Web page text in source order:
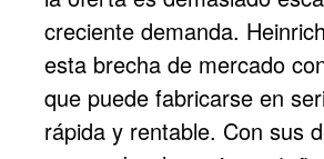
creciente demanda.
esta brecha de mercado
que puede fabricarse en
rápida y rentable. Con sus